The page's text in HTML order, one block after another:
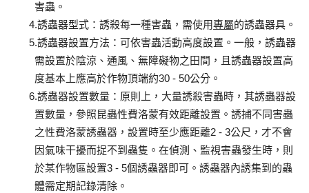
害蟲。
4.誘蟲器型式：誘殺每一種害蟲，需使用專屬的誘蟲器具。
5.誘蟲器設置方法：可依害蟲活動高度設置。一般，誘蟲器
需設置於陰涼、通風、無障礙物之田間，且誘蟲器設置高
度基本上應高於作物頂端約30 - 50公分。
6.誘蟲器設置數量：原則上，大量誘殺害蟲時，其誘蟲器設
置數量，參照昆蟲性費洛蒙有效距離設置。誘捕不同害蟲
之性費洛蒙誘蟲器，設置時至少應距離2 - 3公尺，才不會
因氣味干擾而捉不到蟲隻。在偵測、監視害蟲發生時，則
於某作物區設置3 - 5個誘蟲器即可。誘蟲器內誘集到的蟲
體需定期記錄清除。